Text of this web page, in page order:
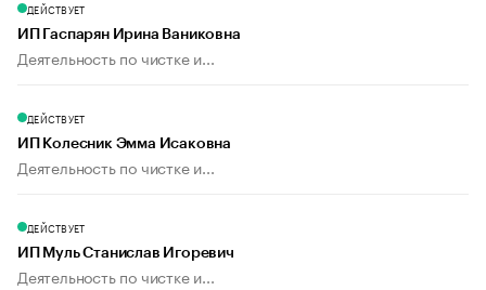
ДЕЙСТВУЕТ
ИП Гаспарян Ирина Ваниковна
Деятельность по чистке и...
ДЕЙСТВУЕТ
ИП Колесник Эмма Исаковна
Деятельность по чистке и...
ДЕЙСТВУЕТ
ИП Муль Станислав Игоревич
Деятельность по чистке и...